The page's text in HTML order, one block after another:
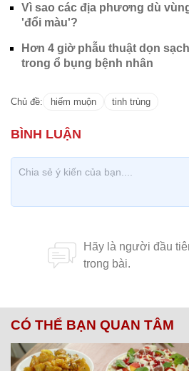
Vì sao các địa phương dù
'đổi màu'?
Hơn 4 giờ phẫu thuật dọn
trong ổ bụng bệnh nhân
Chủ đề: hiếm muộn tinh trùng
CÓ THỂ BẠN QUAN TÂM